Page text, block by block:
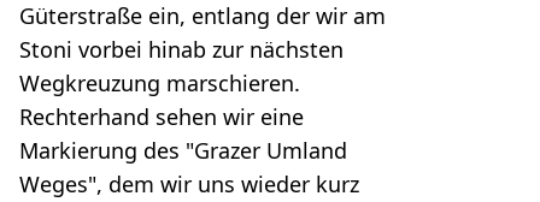
Güterstraße ein, entlang der wir am
Stoni vorbei hinab zur nächsten
Wegkreuzung marschieren.
Rechterhand sehen wir eine
Markierung des "Grazer Umland
Weges", dem wir uns wieder kurz